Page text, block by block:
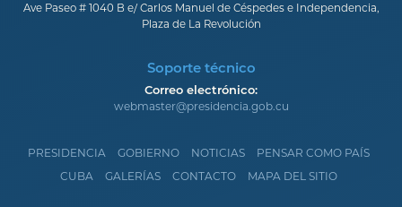
Ave Paseo # 1040 B e/ Carlos Manuel de Céspedes e Independencia,
Plaza de La Revolución
Soporte técnico
Correo electrónico:
webmaster@presidencia.gob.cu
PRESIDENCIA GOBIERNO NOTICIAS
PENSAR COMO PAÍS
CUBA
GALERÍAS CONTACTO MAPA DEL SITIO